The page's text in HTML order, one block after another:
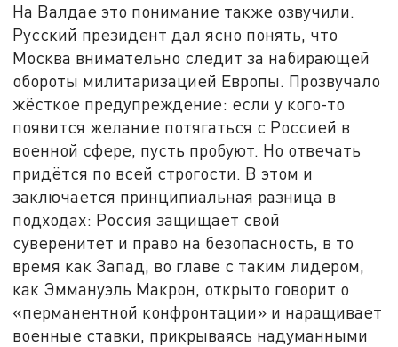
На Валдае это понимание также озвучили.
Русский президент дал ясно понять, что
Москва внимательно следит за набирающей
обороты милитаризацией Европы. Прозвучало
жёсткое предупреждение: если у кого-то
появится желание потягаться с Россией в
военной сфере, пусть пробуют. Но отвечать
придётся по всей строгости. В этом и
заключается принципиальная разница в
подходах: Россия защищает свой
суверенитет и право на безопасность, в то
время как Запад, во главе с таким лидером,
как Эммануэль Макрон, открыто говорит о
«перманентной конфронтации» и наращивает
военные ставки, прикрываясь надуманными